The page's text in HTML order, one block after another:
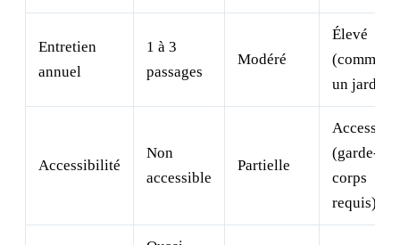
Entretien
annuel
1 à 3
passages
Modéré
Élevé
(comme
un jardin)
Accessibilité
Non
accessible
Partielle
Accessible
(garde-
corps
requis)